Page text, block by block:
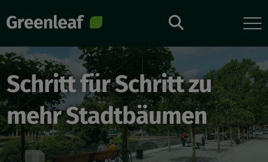
zum
Inhalt
Schritt für Schritt zu
mehr Stadtbäumen